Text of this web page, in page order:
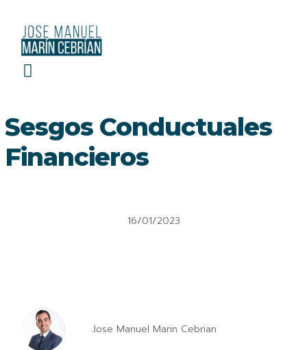
Sesgos Conductuales
Financieros
16/01/2023
Jose Manuel Marin Cebrian